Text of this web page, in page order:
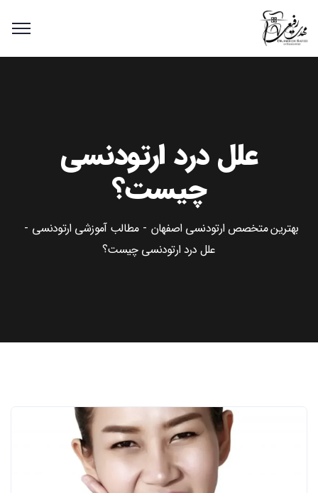
علل درد ارتودنسی
چیست؟
بهترین متخصص ارتودنسی اصفهان
مطالب آموزشی ارتودنسی
علل درد ارتودنسی چیست؟